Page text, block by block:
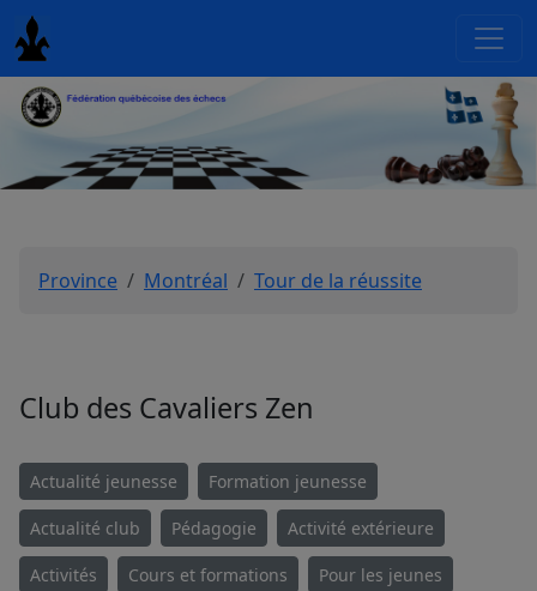
Province Montréal Tour de la réussite
Club des Cavaliers Zen
Actualité jeunesse Formation jeunesse
Actualité club Pédagogie Activité extérieure
Activités Cours et formations Pour les jeunes